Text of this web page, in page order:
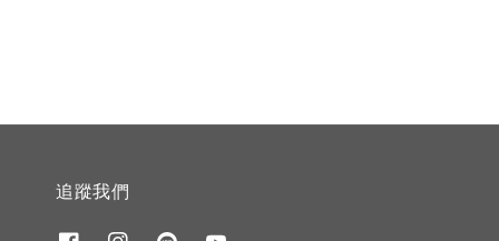
追蹤我們